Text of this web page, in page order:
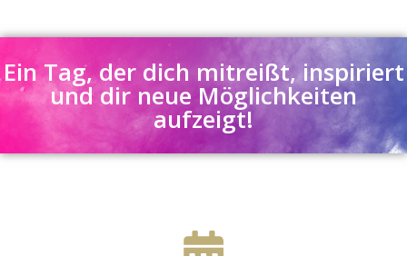
Ein Tag, der dich mitreißt, inspiriert
und dir neue Möglichkeiten
aufzeigt!